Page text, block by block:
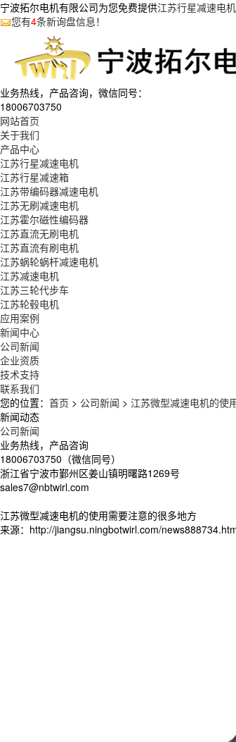
宁波拓尔电机有限公司为您免费提供江苏行星减速电机
您有4条新询盘信息！
业务热线，产品咨询，微信同号：
18006703750
网站首页
关于我们
产品中心
江苏行星减速电机
江苏行星减速箱
江苏带编码器减速电机
江苏无刷减速电机
江苏霍尔磁性编码器
江苏直流无刷电机
江苏直流有刷电机
江苏蜗轮蜗杆减速电机
江苏减速电机
江苏三轮代步车
江苏轮毂电机
应用案例
新闻中心
公司新闻
企业资质
技术支持
联系我们
您的位置： 首页 > 公司新闻 > 江苏微型减速电机的使
新闻动态
公司新闻
业务热线，产品咨询
18006703750（微信同号）
浙江省宁波市鄞州区姜山镇明曙路1269号
sales7@nbtwirl.com
江苏微型减速电机的使用需要注意的很多地方
来源：http://jiangsu.ningbotwirl.com/